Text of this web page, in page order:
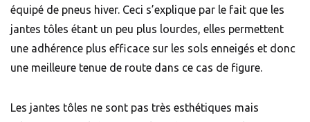
équipé de pneus hiver. Ceci s’explique par le fait que les
jantes tôles étant un peu plus lourdes, elles permettent
une adhérence plus efficace sur les sols enneigés et donc
une meilleure tenue de route dans ce cas de figure.
Les jantes tôles ne sont pas très esthétiques mais